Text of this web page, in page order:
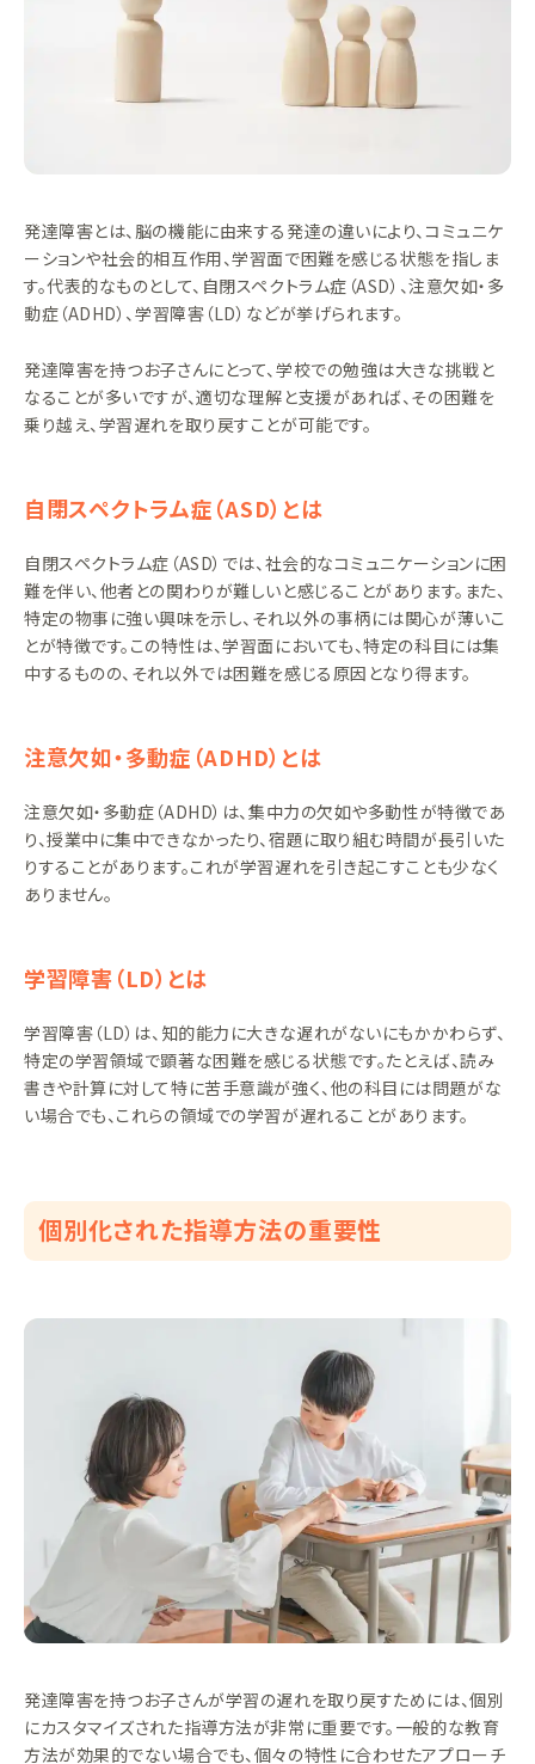
発達障害とは、脳の機能に由来する発達の違いにより、コミュニケ
ーションや社会的相互作用、学習面で困難を感じる状態を指しま
す。代表的なものとして、自閉スペクトラム症（ASD）、注意欠如・多
動症（ADHD）、学習障害（LD）などが挙げられます。
発達障害を持つお子さんにとって、学校での勉強は大きな挑戦と
なることが多いですが、適切な理解と支援があれば、その困難を
乗り越え、学習遅れを取り戻すことが可能です。
自閉スペクトラム症（ASD）とは
自閉スペクトラム症（ASD）では、社会的なコミュニケーションに困
難を伴い、他者との関わりが難しいと感じることがあります。また、
特定の物事に強い興味を示し、それ以外の事柄には関心が薄いこ
とが特徴です。この特性は、学習面においても、特定の科目には集
中するものの、それ以外では困難を感じる原因となり得ます。
注意欠如・多動症（ADHD）とは
注意欠如・多動症（ADHD）は、集中力の欠如や多動性が特徴であ
り、授業中に集中できなかったり、宿題に取り組む時間が長引いた
りすることがあります。これが学習遅れを引き起こすことも少なく
ありません。
学習障害（LD）とは
学習障害（LD）は、知的能力に大きな遅れがないにもかかわらず、
特定の学習領域で顕著な困難を感じる状態です。たとえば、読み
書きや計算に対して特に苦手意識が強く、他の科目には問題がな
い場合でも、これらの領域での学習が遅れることがあります。
個別化された指導方法の重要性
発達障害を持つお子さんが学習の遅れを取り戻すためには、個別
にカスタマイズされた指導方法が非常に重要です。一般的な教育
方法が効果的でない場合でも、個々の特性に合わせたアプローチ